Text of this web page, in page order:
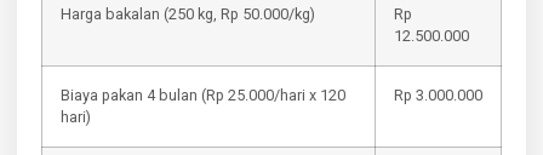
Harga bakalan (250 kg, Rp 50.000/kg)
Rp
12.500.000
Biaya pakan 4 bulan (Rp 25.000/hari x 120
hari)
Rp 3.000.000